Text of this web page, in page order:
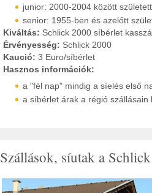
junior: 2000-2004 között
senior: 1955-ben és azelőtt
Kiváltás: Schlick 2000 síbérlet
Érvényesség: Schlick 2000
Kaució: 3 Euro/síbérlet
Hasznos információk:
a "fél nap" mindig a síelés első
a síbérlet árak a régió szállásain
Szállások, síutak a